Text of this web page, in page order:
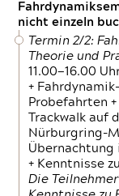
nicht einzeln
Termin 2/2:
Theorie und
11.00—16.00
+
Probefahrten
Trackwalk auf
Nürburgring-
Übernachtung
+ Kenntnisse
Die